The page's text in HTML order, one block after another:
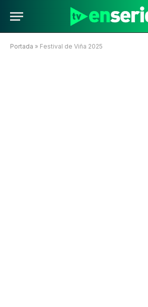
Portada » Festival de Viña 2025